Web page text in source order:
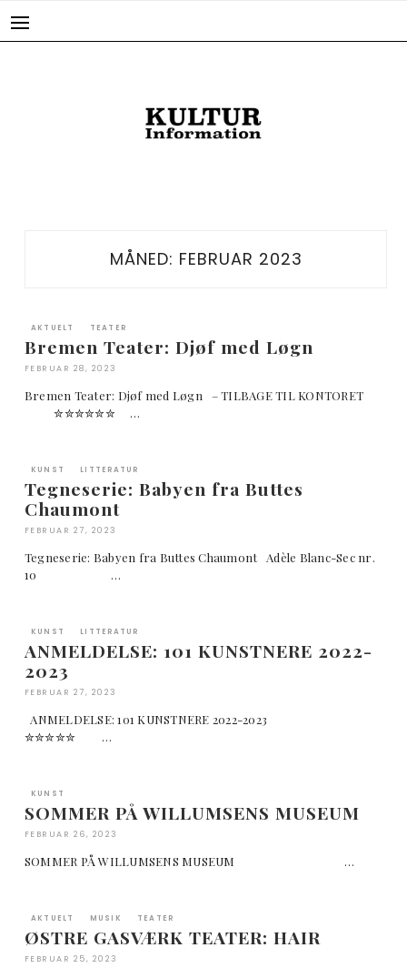
MÅNED: FEBRUAR 2023
AKTUELT TEATER
Bremen Teater: Djøf med Løgn
FEBRUAR 28, 2023
Bremen Teater: Djøf med Løgn – TILBAGE TIL KONTORET
✮✮✮✮✮✮ …
KUNST LITTERATUR
Tegneserie: Babyen fra Buttes
Chaumont
FEBRUAR 27, 2023
Tegneserie: Babyen fra Buttes Chaumont Adèle Blanc-Sec nr.
10 …
KUNST LITTERATUR
ANMELDELSE: 101 KUNSTNERE 2022-
2023
FEBRUAR 27, 2023
ANMELDELSE: 101 KUNSTNERE 2022-2023
✮✮✮✮✮ …
KUNST
SOMMER PÅ WILLUMSENS MUSEUM
FEBRUAR 26, 2023
SOMMER PÅ WILLUMSENS MUSEUM …
AKTUELT MUSIK TEATER
ØSTRE GASVÆRK TEATER: HAIR
FEBRUAR 25, 2023